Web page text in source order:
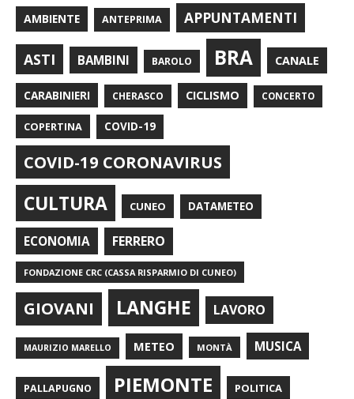
AMBIENTE ANTEPRIMA APPUNTAMENTI
ASTI BAMBINI BAROLO BRA CANALE
CARABINIERI CHERASCO CICLISMO CONCERTO
COPERTINA COVID-19
COVID-19 CORONAVIRUS
CULTURA CUNEO DATAMETEO
ECONOMIA FERRERO
FONDAZIONE CRC (CASSA RISPARMIO DI CUNEO)
GIOVANI LANGHE LAVORO
MAURIZIO MARELLO METEO MONTÀ MUSICA
PALLAPUGNO PIEMONTE POLITICA